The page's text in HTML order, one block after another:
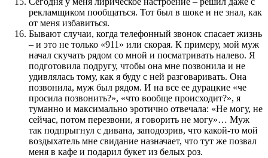
рекламщиком пообщаться. Тот был в шоке и не знал, как
от меня избавиться.
Бывают случаи, когда телефонный звонок спасает жизнь
– и это не только «911» или скорая. К примеру, мой муж
начал скучать рядом со мной и посматривать налево. Я
подготовила подругу, чтобы она мне позвонила и не
удивлялась тому, как я буду с ней разговаривать. Она
позвонила, муж был рядом. И на все ее дурацкие «че
просила позвонить?», «что вообще происходит?», я
туманно и максимально эротично отвечала: «Не могу, не
сейчас, потом перезвони, я говорить не могу»… Муж
так подпрыгнул с дивана, заподозрив, что какой-то мой
воздыхатель мне свидание назначает, что тут же позвал
меня в кафе и подарил букет из белых роз.